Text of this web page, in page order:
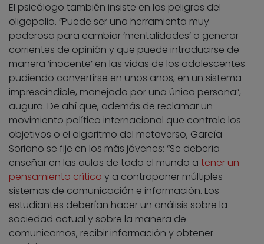
El psicólogo también insiste en los peligros del
oligopolio. “Puede ser una herramienta muy
poderosa para cambiar ‘mentalidades’ o generar
corrientes de opinión y que puede introducirse de
manera ‘inocente’ en las vidas de los adolescentes
pudiendo convertirse en unos años, en un sistema
imprescindible, manejado por una única persona”,
augura. De ahí que, además de reclamar un
movimiento político internacional que controle los
objetivos o el algoritmo del metaverso, García
Soriano se fije en los más jóvenes: “Se debería
enseñar en las aulas de todo el mundo a tener un
pensamiento crítico y a contraponer múltiples
sistemas de comunicación e información. Los
estudiantes deberían hacer un análisis sobre la
sociedad actual y sobre la manera de
comunicarnos, recibir información y obtener